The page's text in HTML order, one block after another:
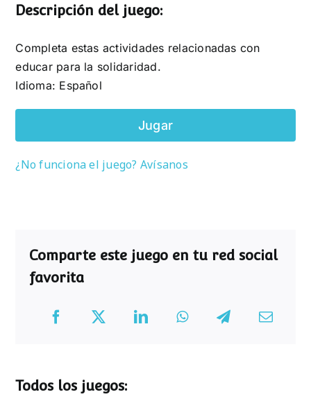
Descripción del juego:
Completa estas actividades relacionadas con
educar para la solidaridad.
Idioma: Español
Jugar
¿No funciona el juego? Avísanos
Comparte este juego en tu red social
favorita
Todos los juegos: